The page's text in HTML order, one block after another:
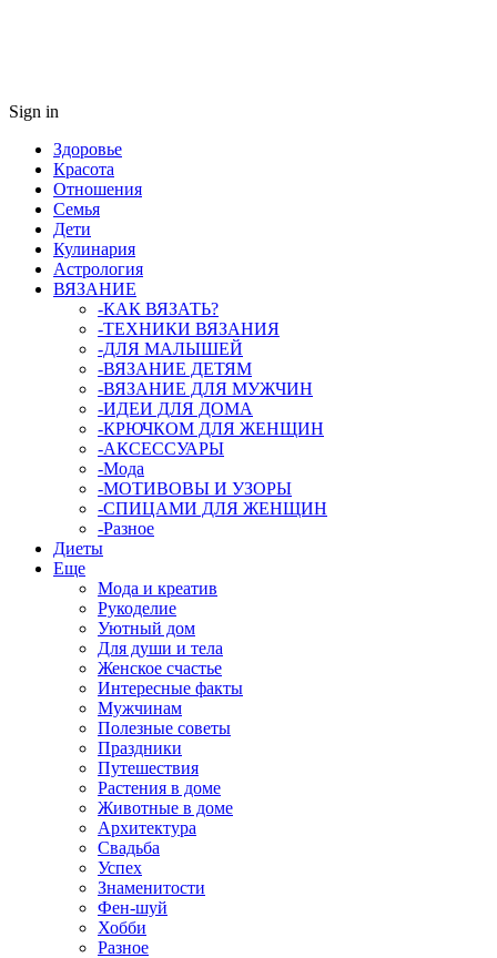
Sign in
Здоровье
Красота
Отношения
Семья
Дети
Кулинария
Астрология
ВЯЗАНИЕ
-КАК ВЯЗАТЬ?
-ТЕХНИКИ ВЯЗАНИЯ
-ДЛЯ МАЛЫШЕЙ
-ВЯЗАНИЕ ДЕТЯМ
-ВЯЗАНИЕ ДЛЯ МУЖЧИН
-ИДЕИ ДЛЯ ДОМА
-КРЮЧКОМ ДЛЯ ЖЕНЩИН
-AКСЕССУАРЫ
-Мода
-МОТИВОВЫ И УЗОРЫ
-СПИЦАМИ ДЛЯ ЖЕНЩИН
-Разное
Диеты
Еще
Мода и креатив
Рукоделие
Уютный дом
Для души и тела
Женское счастье
Интересные факты
Мужчинам
Полезные советы
Праздники
Путешествия
Растения в доме
Животные в доме
Архитектура
Свадьба
Успех
Знаменитости
Фен-шуй
Хобби
Разное